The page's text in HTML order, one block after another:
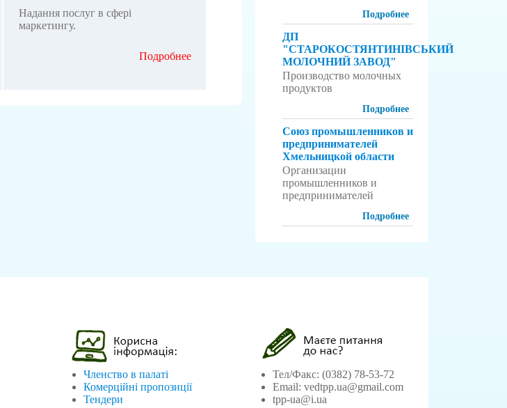
Надання послуг в сфері
маркетингу.
Подробнее
Подробнее
ДП
"СТАРОКОСТЯНТИНІВСЬКИЙ
МОЛОЧНИЙ ЗАВОД"
Производство молочных
продуктов
Подробнее
Cоюз промышленников и
предпринимателей
Хмельницкой области
Организации
промышленников и
предпринимателей
Подробнее
Членство в палаті
Комерційні пропозиції
Тендери
Тел/Факс: (0382) 78-53-72
Email: vedtpp.ua@gmail.com
tpp-ua@i.ua